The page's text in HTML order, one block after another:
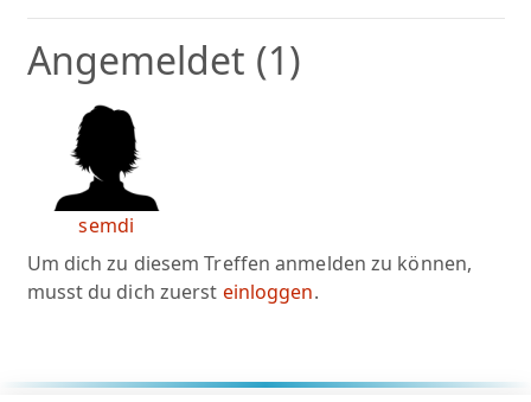
Angemeldet (1)
semdi
Um dich zu diesem Treffen anmelden zu können,
musst du dich zuerst einloggen.